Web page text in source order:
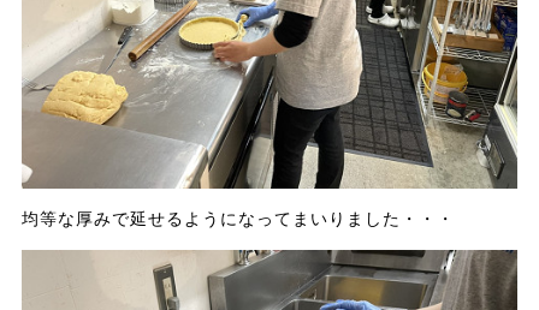
均等な厚みで延せるようになってまいりました・・・